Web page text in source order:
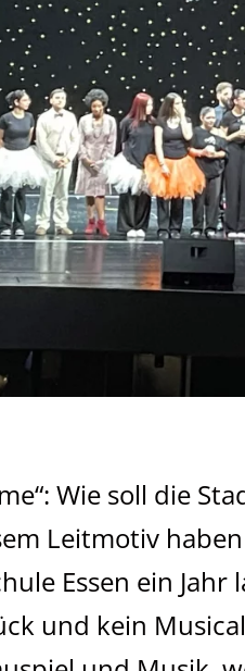
Wie soll die
Leitmotiv
Essen ein
und kein